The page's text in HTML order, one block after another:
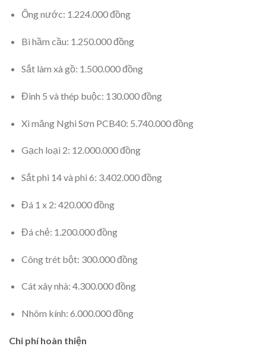
Ống nước: 1.224.000 đồng
Bi hầm cầu: 1.250.000 đồng
Sắt làm xà gồ: 1.500.000 đồng
Đinh 5 và thép buộc: 130.000 đồng
Xi măng Nghi Sơn PCB40: 5.740.000 đồng
Gạch loại 2: 12.000.000 đồng
Sắt phi 14 và phi 6: 3.402.000 đồng
Đá 1 x 2: 420.000 đồng
Đá chẻ: 1.200.000 đồng
Công trét bột: 300.000 đồng
Cát xây nhà: 4.300.000 đồng
Nhôm kính: 6.000.000 đồng
Chi phí hoàn thiện